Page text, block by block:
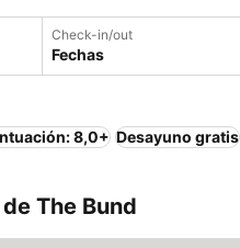
Check-in/out
Fechas
8,0+ Desayuno gratis
The Bund